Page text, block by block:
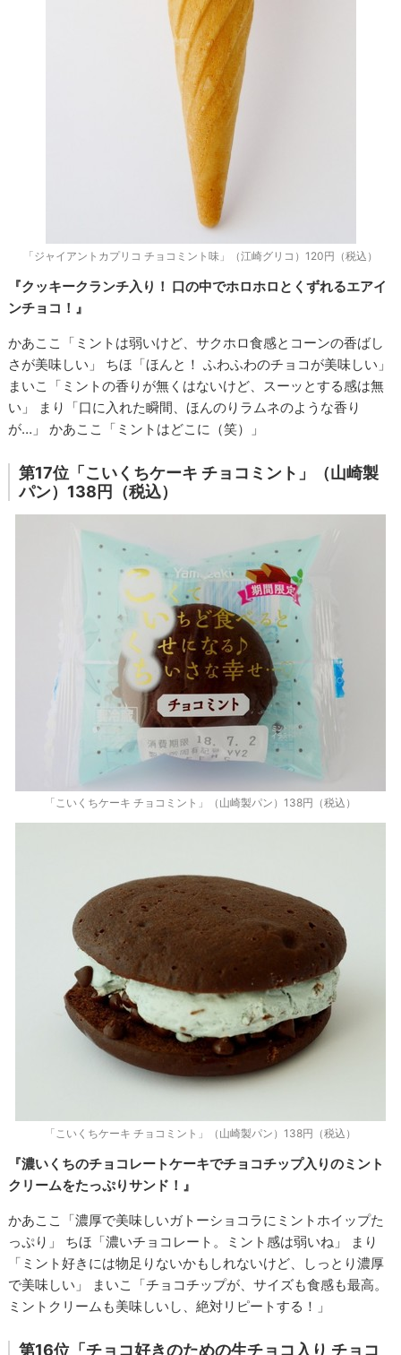
「ジャイアントカプリコ チョコミント味」（江崎グリコ）120円（税込）
『クッキークランチ入り！ 口の中でホロホロとくずれるエアイ
ンチョコ！』
かあここ「ミントは弱いけど、サクホロ食感とコーンの香ばし
さが美味しい」 ちほ「ほんと！ ふわふわのチョコが美味しい」
まいこ「ミントの香りが無くはないけど、スーッとする感は無
い」 まり「口に入れた瞬間、ほんのりラムネのような香り
が…」 かあここ「ミントはどこに（笑）」
第17位「こいくちケーキ チョコミント」（山崎製
パン）138円（税込）
「こいくちケーキ チョコミント」（山崎製パン）138円（税込）
「こいくちケーキ チョコミント」（山崎製パン）138円（税込）
『濃いくちのチョコレートケーキでチョコチップ入りのミント
クリームをたっぷりサンド！』
かあここ「濃厚で美味しいガトーショコラにミントホイップた
っぷり」 ちほ「濃いチョコレート。ミント感は弱いね」 まり
「ミント好きには物足りないかもしれないけど、しっとり濃厚
で美味しい」 まいこ「チョコチップが、サイズも食感も最高。
ミントクリームも美味しいし、絶対リピートする！」
第16位「チョコ好きのための生チョコ入り チョコ